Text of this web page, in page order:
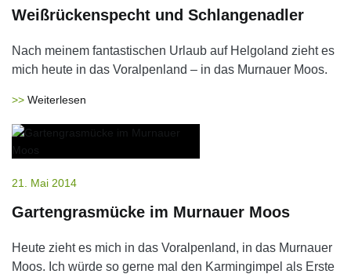
Weißrückenspecht und Schlangenadler
Nach meinem fantastischen Urlaub auf Helgoland zieht es
mich heute in das Voralpenland – in das Murnauer Moos.
Weiterlesen
21. Mai 2014
Gartengrasmücke im Murnauer Moos
Heute zieht es mich in das Voralpenland, in das Murnauer
Moos. Ich würde so gerne mal den Karmingimpel als Erste